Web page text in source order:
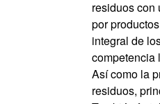
residuos con
por
integral de
competencia
Así como la
residuos,